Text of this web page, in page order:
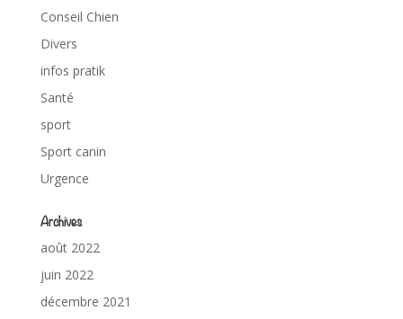
Conseil Chien
Divers
infos pratik
Santé
sport
Sport canin
Urgence
Archives
août 2022
juin 2022
décembre 2021